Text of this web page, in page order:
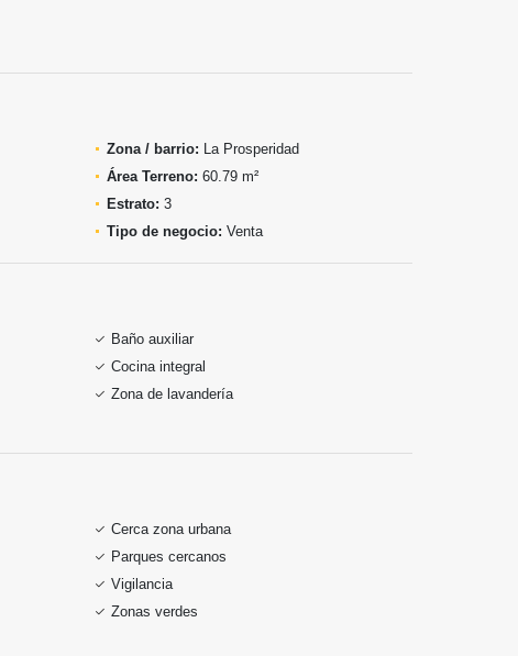
Zona / barrio: La Prosperidad
Área Terreno: 60.79 m²
Estrato: 3
Tipo de negocio: Venta
Baño auxiliar
Cocina integral
Zona de lavandería
Cerca zona urbana
Parques cercanos
Vigilancia
Zonas verdes